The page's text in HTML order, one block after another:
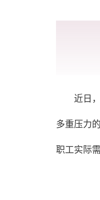
近日
多重压力
职工实际